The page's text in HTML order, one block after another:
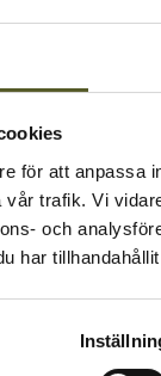
för att anpassa
trafik. Vi
och
har